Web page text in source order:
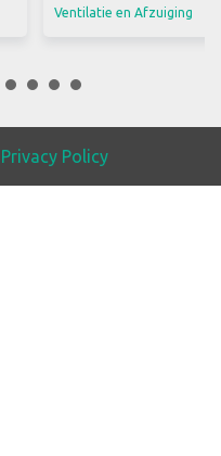
Ventilatie en Afzuiging
Privacy Policy